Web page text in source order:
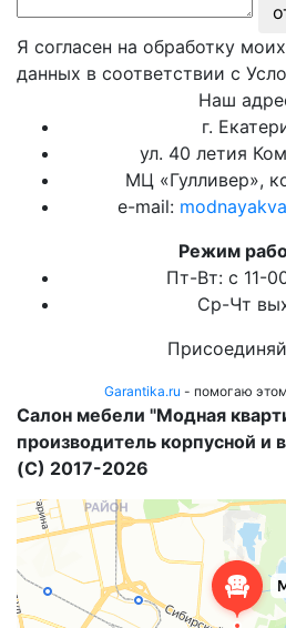
Я согласен на обработку
данных в соответствии с
Наш
г.
ул. 40 летия
МЦ «Гулливер»,
e-mail:
Режим
Пт-Вт: с 11-
Ср-Чт
Garantika.ru - помогаю
Салон мебели "Модная
производитель корпусной и
(C) 2017-2026